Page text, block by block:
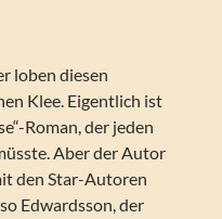
loben diesen
Klee. Eigentlich ist
Roman, der jeden
Aber der Autor
den Star-Autoren
Edwardsson, der